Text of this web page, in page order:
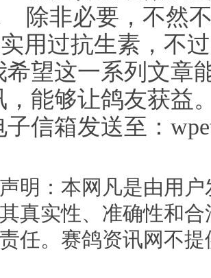
除非必要，不然
实用过抗生素，不
希望这一系列文章
，能够让鸽友获益
子信箱发送至：
明：本网凡是由用
真实性、准确性和
任。赛鸽资讯网不